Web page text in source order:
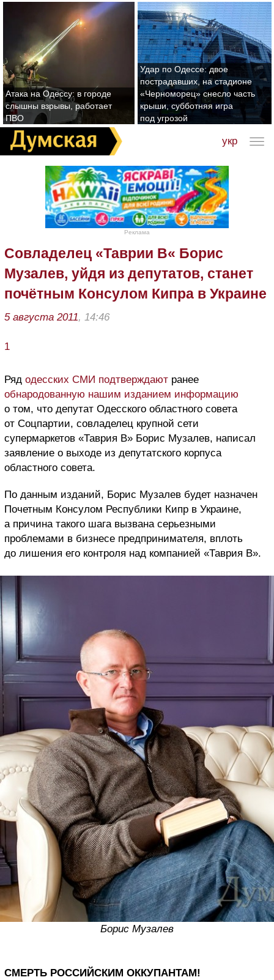
Атака на Одессу: в городе
слышны взрывы, работает
ПВО
Удар по Одессе: двое
пострадавших, на стадионе
«Черноморец» снесло часть
крыши, субботняя игра
под угрозой
укр
Реклама
Совладелец «Таврии В« Борис
Музалев, уйдя из депутатов, станет
почётным Консулом Кипpа в Украине
5 августа 2011, 14:46
1
Ряд одесских СМИ подтверждают ранее
обнародованную нашим изданием информацию
о том, что депутат Одесского областного совета
от Соцпартии, совладелец крупной сети
супермаркетов «Таврия В» Борис Музалев, написал
заявление о выходе из депутатского корпуса
областного совета.
По данным изданий, Борис Музалев будет назначен
Почетным Консулом Республики Кипр в Украине,
а причина такого шага вызвана серьезными
проблемами в бизнесе предпринимателя, вплоть
до лишения его контроля над компанией «Таврия В».
Борис Музалев
СМЕРТЬ РОССИЙСКИМ ОККУПАНТАМ!